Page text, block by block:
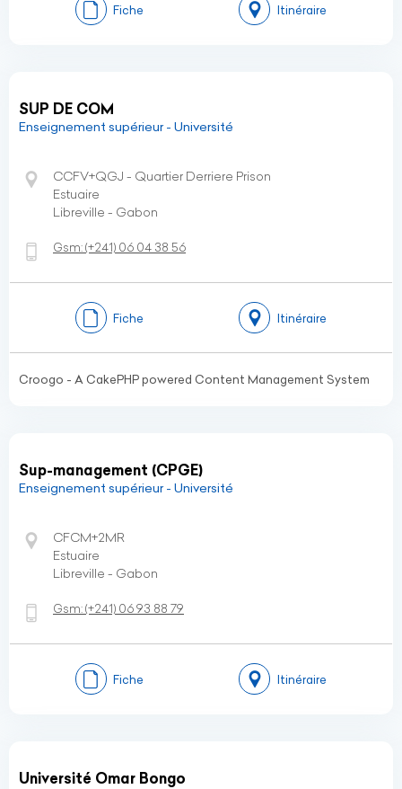
Fiche Itinéraire
SUP DE COM
Enseignement supérieur - Université
CCFV+QGJ - Quartier Derriere Prison
Estuaire
Libreville - Gabon
Gsm:(+241) 06 04 38 56
Fiche Itinéraire
Croogo - A CakePHP powered Content Management System
Sup-management (CPGE)
Enseignement supérieur - Université
CFCM+2MR
Estuaire
Libreville - Gabon
Gsm:(+241) 06 93 88 79
Fiche Itinéraire
Université Omar Bongo